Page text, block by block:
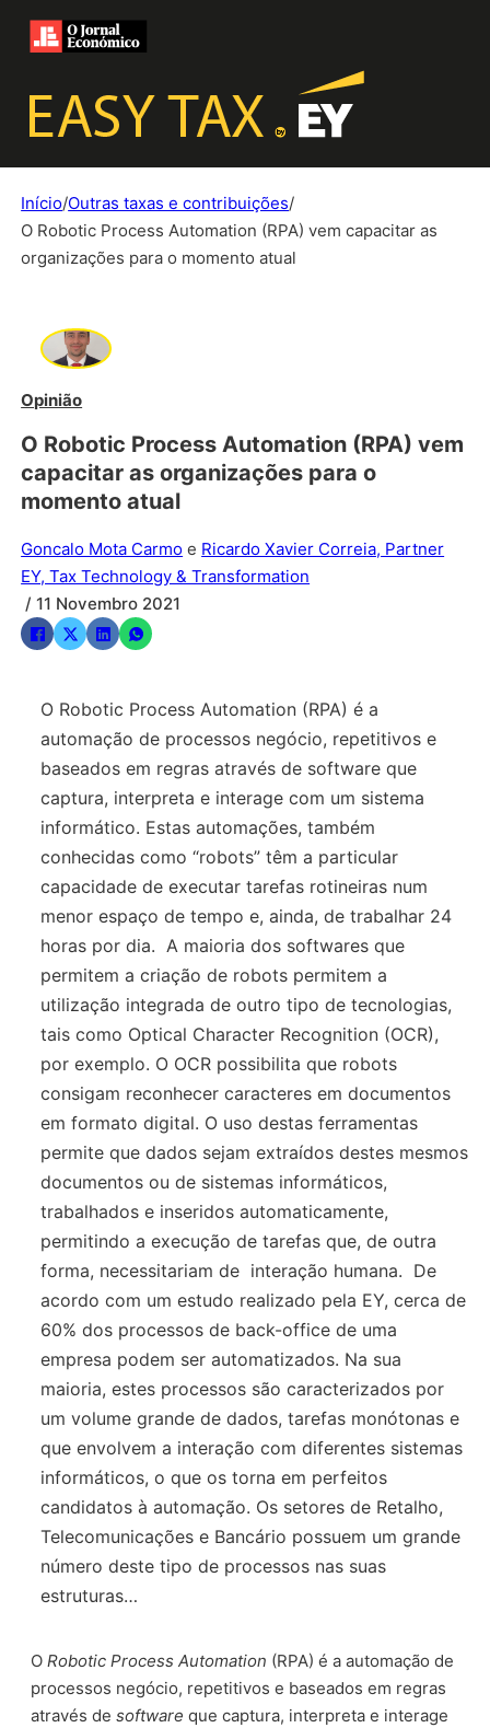
Início/Outras taxas e contribuições/
O Robotic Process Automation (RPA) vem capacitar as
organizações para o momento atual
Opinião
O Robotic Process Automation (RPA) vem
capacitar as organizações para o
momento atual
Goncalo Mota Carmo e Ricardo Xavier Correia, Partner
EY, Tax Technology & Transformation
/ 11 Novembro 2021
O Robotic Process Automation (RPA) é a
automação de processos negócio, repetitivos e
baseados em regras através de software que
captura, interpreta e interage com um sistema
informático. Estas automações, também
conhecidas como “robots” têm a particular
capacidade de executar tarefas rotineiras num
menor espaço de tempo e, ainda, de trabalhar 24
horas por dia. A maioria dos softwares que
permitem a criação de robots permitem a
utilização integrada de outro tipo de tecnologias,
tais como Optical Character Recognition (OCR),
por exemplo. O OCR possibilita que robots
consigam reconhecer caracteres em documentos
em formato digital. O uso destas ferramentas
permite que dados sejam extraídos destes mesmos
documentos ou de sistemas informáticos,
trabalhados e inseridos automaticamente,
permitindo a execução de tarefas que, de outra
forma, necessitariam de interação humana. De
acordo com um estudo realizado pela EY, cerca de
60% dos processos de back-office de uma
empresa podem ser automatizados. Na sua
maioria, estes processos são caracterizados por
um volume grande de dados, tarefas monótonas e
que envolvem a interação com diferentes sistemas
informáticos, o que os torna em perfeitos
candidatos à automação. Os setores de Retalho,
Telecomunicações e Bancário possuem um grande
número deste tipo de processos nas suas
estruturas…
O Robotic Process Automation (RPA) é a automação de
processos negócio, repetitivos e baseados em regras
através desoftware que captura, interpreta e interage